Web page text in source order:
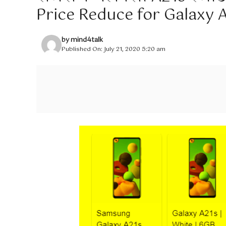
Price Reduce for Galaxy
bymind4talk
Published On: July 21, 2020 5:20 am